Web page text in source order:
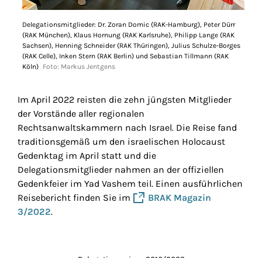
Delegationsmitglieder: Dr. Zoran Domic (RAK-Hamburg), Peter Dürr
(RAK München), Klaus Hornung (RAK Karlsruhe), Philipp Lange (RAK
Sachsen), Henning Schneider (RAK Thüringen), Julius Schulze-Borges
(RAK Celle), Inken Stern (RAK Berlin) und Sebastian Tillmann (RAK
Köln)
Foto: Markus Jentgens
Im April 2022 reisten die zehn jüngsten Mitglieder
der Vorstände aller regionalen
Rechtsanwaltskammern nach Israel. Die Reise fand
traditionsgemäß um den israelischen Holocaust
Gedenktag im April statt und die
Delegationsmitglieder nahmen an der offiziellen
Gedenkfeier im Yad Vashem teil. Einen ausführlichen
Reisebericht finden Sie im
BRAK Magazin
3/2022.